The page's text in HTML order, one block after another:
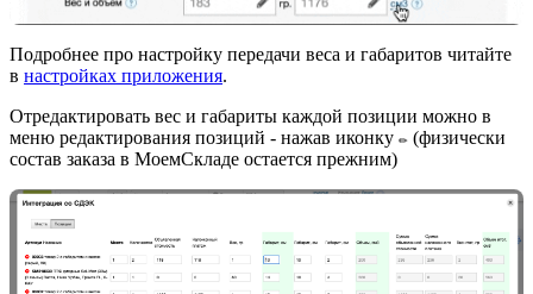
Подробнее про настройку передачи веса и габаритов читайте
в настройках приложения.
Отредактировать вес и габариты каждой позиции можно в
меню редактирования позиций - нажав иконку ✏️ (физически
состав заказа в МоемСкладе остается прежним)